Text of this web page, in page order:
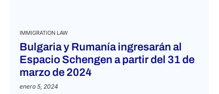
IMMIGRATION LAW
Bulgaria y Rumanía ingresarán al
Espacio Schengen a partir del 31 de
marzo de 2024
enero 5, 2024